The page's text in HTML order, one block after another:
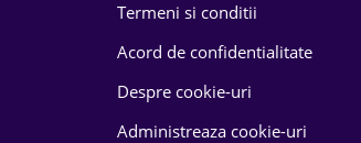
Termeni si conditii
Acord de confidentialitate
Despre cookie-uri
Administreaza cookie-uri